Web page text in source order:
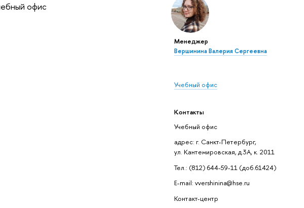
Менеджер
Вершинина Валерия Сергеевна
Учебный офис
Контакты
Учебный офис
адрес: г. Санкт-Петербург,
ул. Кантемировская, д.3А, к. 2011
Тел.: (812) 644-59-11 (доб.61424)
E-mail: vvershinina@hse.ru
Контакт-центр
офис